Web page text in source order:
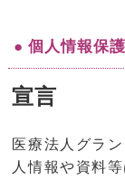
● 個人情報保
宣言
医療法人グラ
人情報や資料